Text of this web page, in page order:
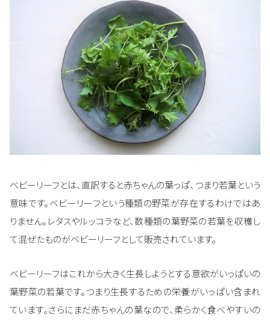
ベビーリーフとは、直訳すると赤ちゃんの葉っぱ、つまり若葉という
意味です。ベビーリーフという種類の野菜が存在するわけではあ
りません。レタスやルッコラなど、数種類の葉野菜の若葉を収穫し
て混ぜたものがベビーリーフとして販売されています。
ベビーリーフはこれから大きく生長しようとする意欲がいっぱいの
葉野菜の若葉です。つまり生長するための栄養がいっぱい含まれ
ています。さらにまだ赤ちゃんの葉なので、柔らかく食べやすいの